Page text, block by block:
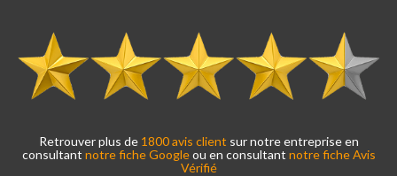
Retrouver plus de1800 avis client sur notre entreprise en
consultant notre fiche Googleou en consultant notre fiche Avis
Vérifié